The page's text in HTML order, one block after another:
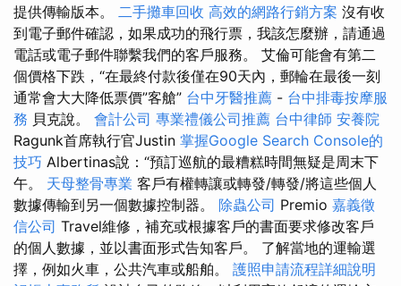
提供傳輸版本。 二手攤車回收 高效的網路行銷方案 沒有收
到電子郵件確認，如果成功的飛行票，我該怎麼辦，請通過
電話或電子郵件聯繫我們的客戶服務。 艾倫可能會有第二
個價格下跌，“在最終付款後僅在90天內，郵輪在最後一刻
通常會大大降低票價”客艙” 台中牙醫推薦 - 台中排毒按摩服
務 貝克說。 會計公司 專業禮儀公司推薦 台中律師 安養院
Ragunk首席執行官Justin 掌握Google Search Console的
技巧 Albertinas說：“預訂巡航的最糟糕時間無疑是周末下
午。 天母整骨專業 客戶有權轉讓或轉發/轉發/將這些個人
數據傳輸到另一個數據控制器。 除蟲公司 Premio 嘉義徵
信公司 Travel維修，補充或根據客戶的書面要求修改客戶
的個人數據，並以書面形式告知客戶。 了解當地的運輸選
擇，例如火車，公共汽車或船舶。 護照申請流程詳細說明